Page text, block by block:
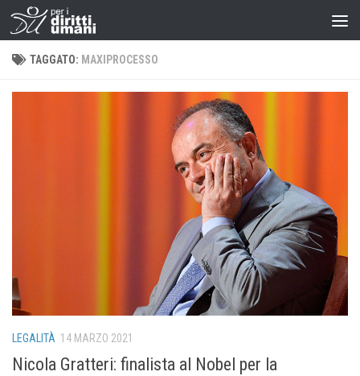
TAGGATO: MAXIPROCESSO
LEGALITÀ 14 MARZO 2021
Nicola Gratteri: finalista al Nobel per la